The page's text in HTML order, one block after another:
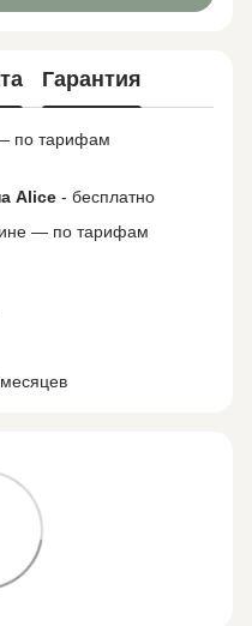
Гарантия
по тарифам
Alice - бесплатно
— по тарифам